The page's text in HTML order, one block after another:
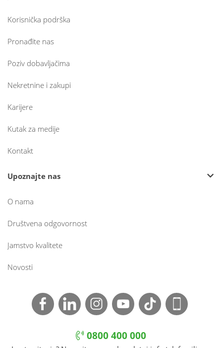
Korisnička podrška
Pronađite nas
Poziv dobavljačima
Nekretnine i zakupi
Karijere
Kutak za medije
Kontakt
Upoznajte nas
O nama
Društvena odgovornost
Jamstvo kvalitete
Novosti
0800 400 000